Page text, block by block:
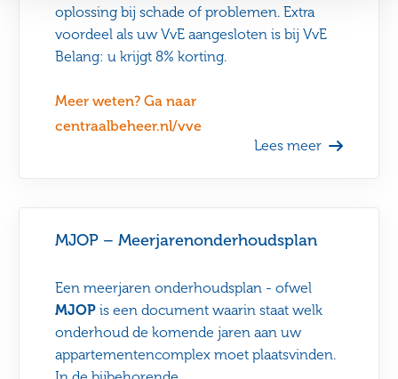
MJOP – Meerjarenonderhoudsplan
Een meerjaren onderhoudsplan - ofwel
MJOPis een document waarin staat welk
onderhoud de komende jaren aan uw
appartementencomplex moet plaatsvinden.
oplossing bij schade of problemen. Extra
voordeel als uw VvE aangesloten is bij VvE
Belang: u krijgt 8% korting.
Meer weten? Ga naar
centraalbeheer.nl/vve
Lees meer